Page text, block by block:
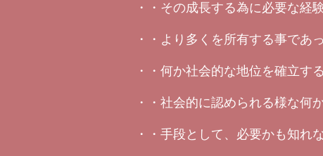
・・その成長する為に必要な経
・・より多くを所有する事であ
・・何か社会的な地位を確立す
・・社会的に認められる様な何
・・手段として、必要かも知れ